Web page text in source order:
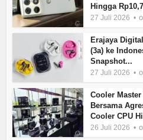
Hingga
27 Juli 2026
Erajaya
(3a) ke
Snapshot...
27 Juli 2026
Cooler Master
Bersama
Cooler CPU
26 Juli 2026